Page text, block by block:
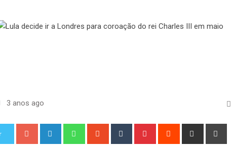
3 anos ago
Google+ LinkedIn WhatsappStumbleUpon
Tumblr Pinterest Reddit
Share